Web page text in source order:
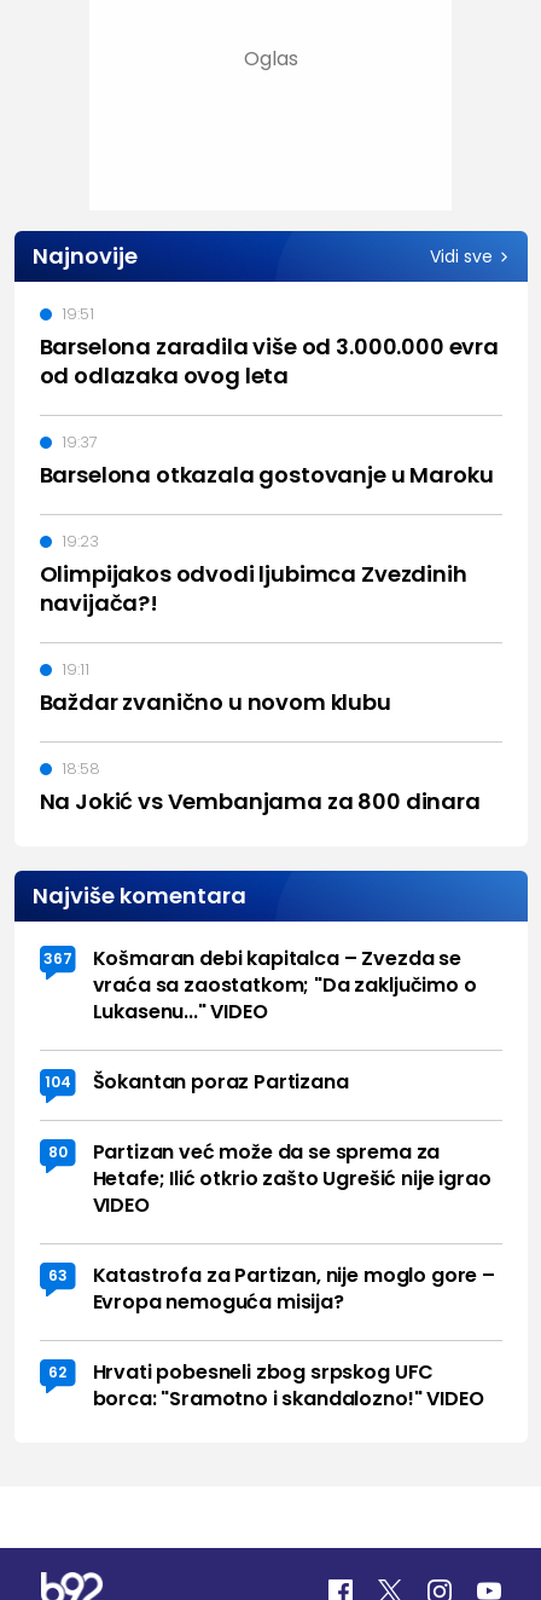
Najnovije Vidi sve
Barselona zaradila više od 3.000.000 evra
od odlazaka ovog leta
19:51
Barselona otkazala gostovanje u Maroku
19:37
Olimpijakos odvodi ljubimca Zvezdinih
navijača?!
19:23
Baždar zvanično u novom klubu
19:11
Na Jokić vs Vembanjama za 800 dinara
18:58
Najviše komentara
367
Košmaran debi kapitalca – Zvezda se
vraća sa zaostatkom; "Da zaključimo o
Lukasenu..." VIDEO
104 Šokantan poraz Partizana
80
Partizan već može da se sprema za
Hetafe; Ilić otkrio zašto Ugrešić nije igrao
VIDEO
63
Katastrofa za Partizan, nije moglo gore –
Evropa nemoguća misija?
62
Hrvati pobesneli zbog srpskog UFC
borca: "Sramotno i skandalozno!" VIDEO